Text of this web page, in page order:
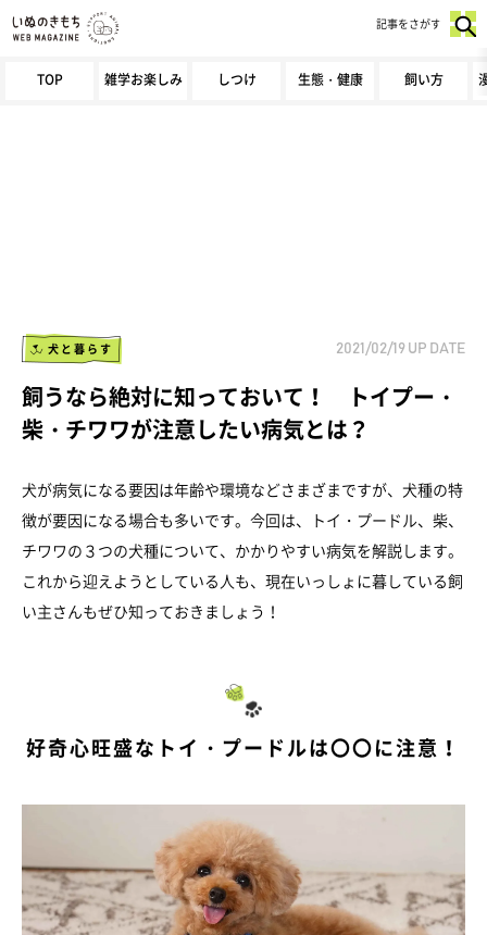
TOP 雑学お楽しみ しつけ 生態・健康 飼い方
記事をさがす
犬と暮らす 2021/02/19 UP DATE
飼うなら絶対に知っておいて！ トイプー・
柴・チワワが注意したい病気とは？
犬が病気になる要因は年齢や環境などさまざまですが、犬種の特
徴が要因になる場合も多いです。今回は、トイ・プードル、柴、
チワワの３つの犬種について、かかりやすい病気を解説します。
これから迎えようとしている人も、現在いっしょに暮している飼
い主さんもぜひ知っておきましょう！
好奇心旺盛なトイ・プードルは〇〇に注意！